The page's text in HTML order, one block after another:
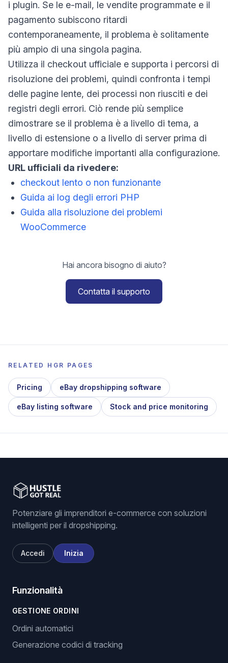
i plugin. Se le e-mail, le vendite programmate e il
pagamento subiscono ritardi
contemporaneamente, il problema è solitamente
più ampio di una singola pagina.
Utilizza il checkout ufficiale e supporta i percorsi di
risoluzione dei problemi, quindi confronta i tempi
delle pagine lente, dei processi non riusciti e dei
registri degli errori. Ciò rende più semplice
dimostrare se il problema è a livello di tema, a
livello di estensione o a livello di server prima di
apportare modifiche importanti alla configurazione.
URL ufficiali da rivedere:
checkout lento o non funzionante
Guida ai log degli errori PHP
Guida alla risoluzione dei problemi
WooCommerce
Hai ancora bisogno di aiuto?
Contatta il supporto
RELATED HGR PAGES
Pricing eBay dropshipping software
eBay listing software Stock and price monitoring
Potenziare gli imprenditori e-commerce con soluzioni
intelligenti per il dropshipping.
Accedi Inizia
Funzionalità
GESTIONE ORDINI
Ordini automatici
Generazione codici di tracking